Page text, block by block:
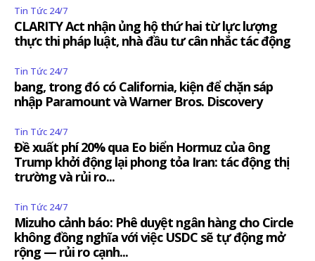
Tin Tức 24/7
CLARITY Act nhận ủng hộ thứ hai từ lực lượng
thực thi pháp luật, nhà đầu tư cân nhắc tác động
Tin Tức 24/7
bang, trong đó có California, kiện để chặn sáp
nhập Paramount và Warner Bros. Discovery
Tin Tức 24/7
Đề xuất phí 20% qua Eo biển Hormuz của ông
Trump khởi động lại phong tỏa Iran: tác động thị
trường và rủi ro...
Tin Tức 24/7
Mizuho cảnh báo: Phê duyệt ngân hàng cho Circle
không đồng nghĩa với việc USDC sẽ tự động mở
rộng — rủi ro cạnh...